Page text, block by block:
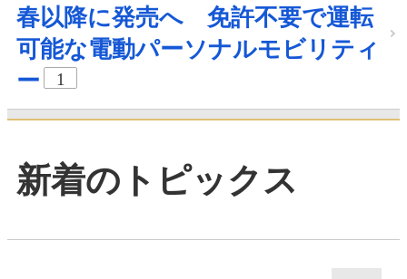
春以降に発売へ 免許不要で運転
可能な電動パーソナルモビリティ
ー
1
新着のトピックス